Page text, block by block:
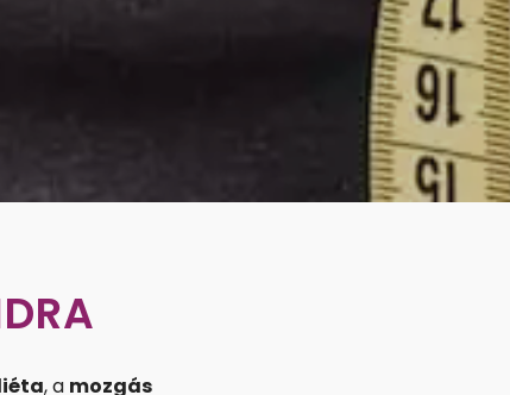
, a mozgás